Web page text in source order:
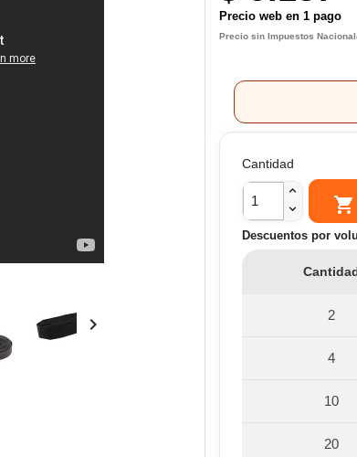

Precio web en 1 pago
Precio sin Impuestos
Cantidad

Descuentos por
2
4
10
20